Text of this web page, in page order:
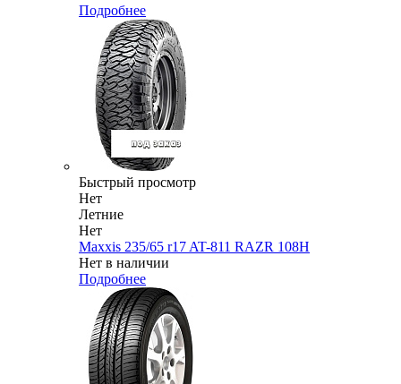
Подробнее
Быстрый просмотр
Нет
Летние
Нет
Maxxis 235/65 r17 AT-811 RAZR 108H
Нет в наличии
Подробнее